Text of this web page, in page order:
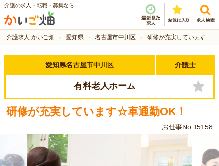
介護の求人・転職・募集なら
介護求人 かいご畑 愛知県 名古屋市中川区 研修が充実しています☆車通勤OK！
愛知県名古屋市中川区 介護士
有料老人ホーム
研修が充実しています☆車通勤OK！
お仕事No.15158